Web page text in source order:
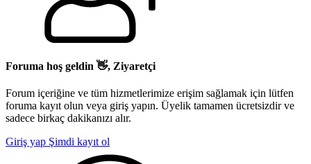
Foruma hoş geldin 👋, Ziyaretçi
Forum içeriğine ve tüm hizmetlerimize erişim sağlamak için lütfen
foruma kayıt olun veya giriş yapın. Üyelik tamamen ücretsizdir ve
sadece birkaç dakikanızı alır.
Giriş yap Şimdi kayıt ol